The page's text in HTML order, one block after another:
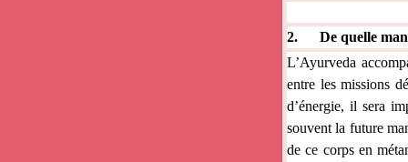
2. De quelle
L’Ayurveda
entre les missions
d’énergie, il sera
souvent la future
de ce corps en